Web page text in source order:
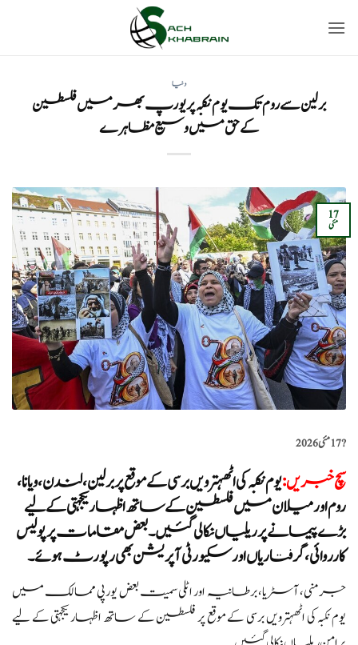
دنیا
برلین سے روم تک یوم نکبہ پر یورپ بھر میں فلسطین
کے حق میں وسیع مظاہرے
17
مئی
?️17 مئی 2026
سچ خبریں:یوم نکبہ کی اٹھہترویں برسی کے موقع پر برلین، لندن، ویانا،
روم اور میلان میں فلسطین کے ساتھ اظہار یکجہتی کے لیے
بڑے پیمانے پر ریلیاں نکالی گئیں۔ بعض مقامات پر پولیس
کارروائی، گرفتاریاں اور سکیورٹی آپریشن بھی رپورٹ ہوئے۔
جرمنی، آسٹریا، برطانیہ اور اٹلی سمیت بعض یورپی ممالک میں
یوم نکبہ کی اٹھہترویں برسی کے موقع پر فلسطین کے ساتھ اظہار یکجہتی کے لیے